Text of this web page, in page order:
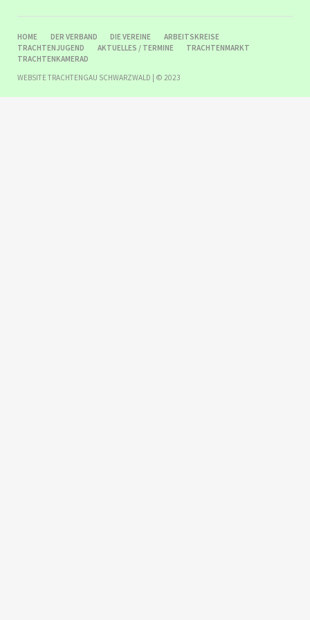
NAVIGATION
ÜBERSPRINGEN
HOME DER VERBAND DIE VEREINE
ARBEITSKREISE
TRACHTENJUGEND
AKTUELLES / TERMINE
TRACHTENMARKT
TRACHTENKAMERAD
WEBSITE TRACHTENGAU SCHWARZWALD | © 2023